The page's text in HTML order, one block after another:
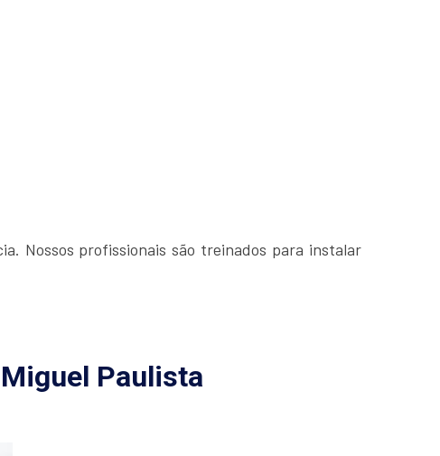
Nossos profissionais são treinados para instalar
Paulista